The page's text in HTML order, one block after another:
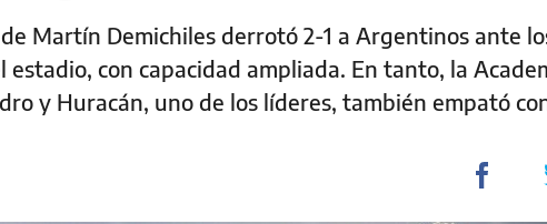
Martín Demichiles derrotó 2-1 a Argentinos ante
estadio, con capacidad ampliada. En tanto, la
y Huracán, uno de los líderes, también empató